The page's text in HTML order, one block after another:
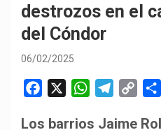
destrozos en el
del Cóndor
06/02/2025
c
W
a
l
p
Los barrios Jaime